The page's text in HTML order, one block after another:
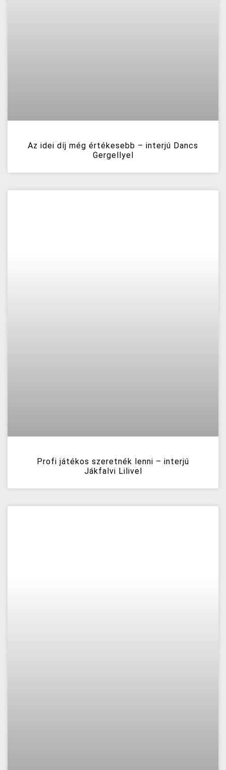
Az idei díj még értékesebb – interjú Dancs
Gergellyel
Profi játékos szeretnék lenni – interjú
Jákfalvi Lilivel